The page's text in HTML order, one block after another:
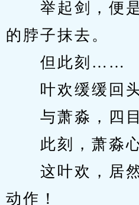
举起剑，便是
的脖子抹去。
但此刻……
叶欢缓缓回头
与萧淼，四目
此刻，萧淼心
这叶欢，居然
动作！